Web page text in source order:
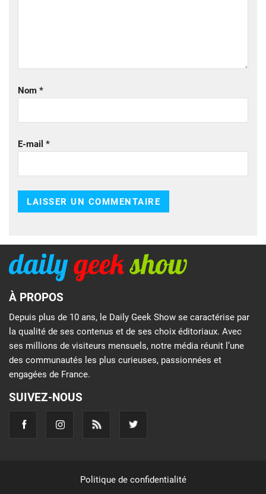
Nom *
E-mail *
À PROPOS
Depuis plus de 10 ans, le Daily Geek Show se caractérise par
la qualité de ses contenus et de ses choix éditoriaux. Avec
ses millions de visiteurs mensuels, notre média réunit l’une
des communautés les plus curieuses, passionnées et
engagées de France.
SUIVEZ-NOUS
Politique de confidentialité